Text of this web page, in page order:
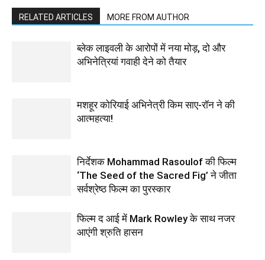
RELATED ARTICLES MORE FROM AUTHOR
ब्लेक लाइवली के आरोपों में नया मोड़, दो और
अभिनेत्रियां गवाही देने को तैयार
मशहूर कोरियाई अभिनेत्री किम साए-रॉन ने की
आत्महत्या!
निर्देशक Mohammad Rasoulof की फिल्म
‘The Seed of the Sacred Fig’ ने जीता
सर्वश्रेष्ठ फिल्म का पुरस्कार
फिल्‍म द आई में Mark Rowley के साथ नजर
आएंगी श्रुति हासन